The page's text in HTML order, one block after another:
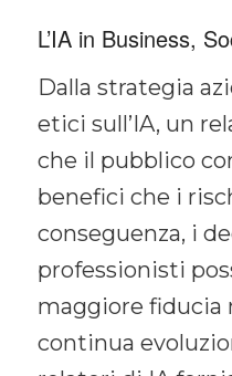
L’IA in Business,
Dalla strategia
etici sull’IA, un
che il pubblico
benefici che i
conseguenza, i
professionisti
maggiore fiducia
continua